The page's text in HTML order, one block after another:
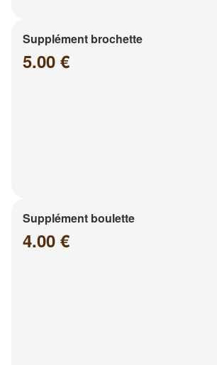
Supplément brochette
5.00 €
Supplément boulette
4.00 €